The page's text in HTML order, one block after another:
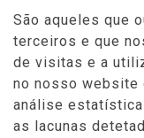
São aqueles que
terceiros e que
de visitas e a
no nosso website
análise
as lacunas